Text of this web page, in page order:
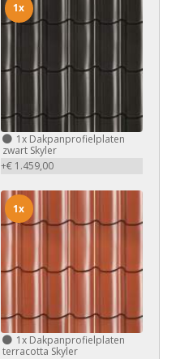
1xDakpanprofielplaten
zwart Skyler
+€ 1.459,00
1x
1xDakpanprofielplaten
terracotta Skyler
1x